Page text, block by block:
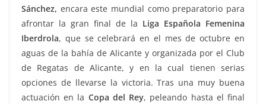
Sánchez, encara este mundial como preparatorio para
afrontar la gran final de la Liga Española Femenina
Iberdrola, que se celebrará en el mes de octubre en
aguas de la bahía de Alicante y organizada por el Club
de Regatas de Alicante, y en la cual tienen serias
opciones de llevarse la victoria. Tras una muy buena
actuación en la Copa del Rey, peleando hasta el final